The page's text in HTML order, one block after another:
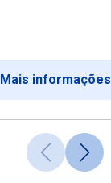
Mais informações